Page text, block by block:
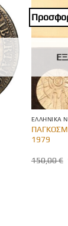
ΕΛΛΗΝΙΚΆ
1979
150,00€